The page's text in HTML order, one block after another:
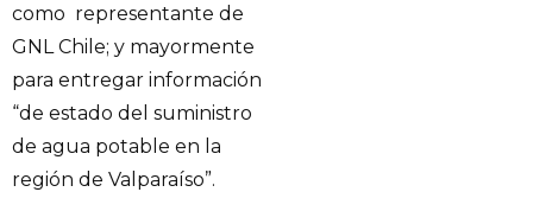
como representante de
GNL Chile; y mayormente
para entregar información
“de estado del suministro
de agua potable en la
región de Valparaíso”.